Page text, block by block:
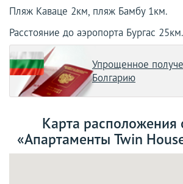
Пляж Каваце 2км, пляж Бамбу 1км.
Расстояние до аэропорта Бургас 25км.
Упрощенное
Болгарию
Карта расположения
«Апартаменты Twin